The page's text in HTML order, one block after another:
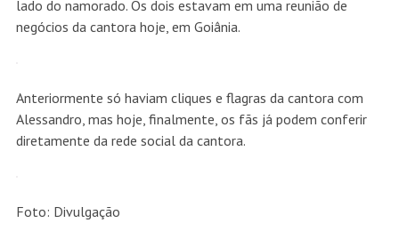
lado do namorado. Os dois estavam em uma reunião de
negócios da cantora hoje, em Goiânia.
Anteriormente só haviam cliques e flagras da cantora com
Alessandro, mas hoje, finalmente, os fãs já podem conferir
diretamente da rede social da cantora.
Foto: Divulgação